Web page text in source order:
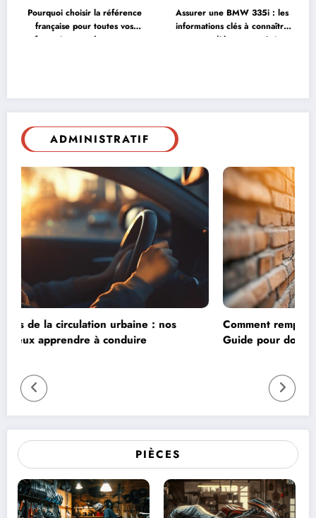
Pourquoi choisir la référence
française pour toutes vos
formations en deux-roues
Assurer une BMW 335i : les
informations clés à connaître
sur ce modèle pour maîtriser
ADMINISTRATIF
Comment remplir un constat voiture contre mur ?
Guide pour documenter précisément les dégâts
PIÈCES